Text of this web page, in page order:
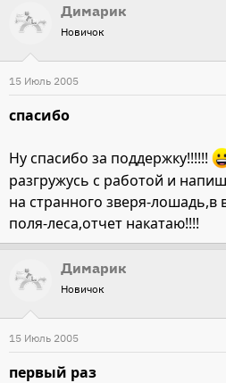
Димарик
Новичок
15 Июль 2005
спасибо
Ну спасибо за поддержку!!!!!!
разгружусь с работой и
на странного зверя-лошадь,в
поля-леса,отчет накатаю!!!!
Димарик
Новичок
15 Июль 2005
первый раз